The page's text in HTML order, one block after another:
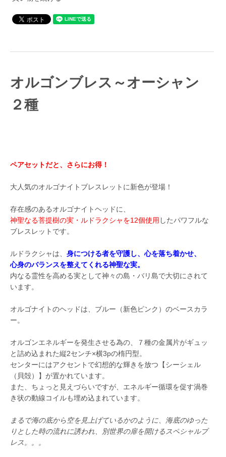
オルゴンブレス～オーシャン
２種
ペアセットだと、さらにお得！
大人気のオルゴナイトブレスレットに新色が登場！
存在感のあるオルゴナイトヘッドに、
神聖なる菩提樹の実・ルドラクシャを12個使用 したパワフルな
ブレスレットです。
ルドラクシャは、 身につける者を守護し、心を落ち着かせ、
心身のバランスを整えてくれる神聖な実。
内なる霊性を高める実として神々の島・バリ島で大切にされて
います。
オルゴナイトのヘッドは、ブルー（新色ピンク）のベースカラ
ー。
オルゴンエネルギーを発生させる為の、７種の金属片がギュッ
と詰め込まれた縦2センチ×横3pの楕円型。
センターにはアクセントで幻想的な輝きを放つ【シーシェル
（貝殻）】が置かれています。
また、ちょっと見えづらいですが、エネルギー循環を促す渦巻
き状の動線コイルも埋め込まれています。
まるで海の底から空を見上げているかのように、海底のゆった
りとした時の流れに誘われ、別世界の扉を開けるスペシャルブ
レス。。。